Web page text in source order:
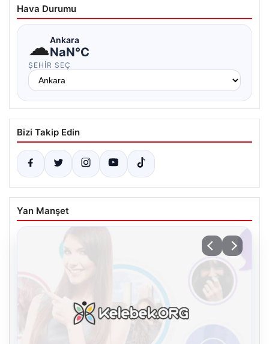
Hava Durumu
☁Ankara
NaN°C
ŞEHIR SEÇ
Bizi Takip Edin
Yan Manşet